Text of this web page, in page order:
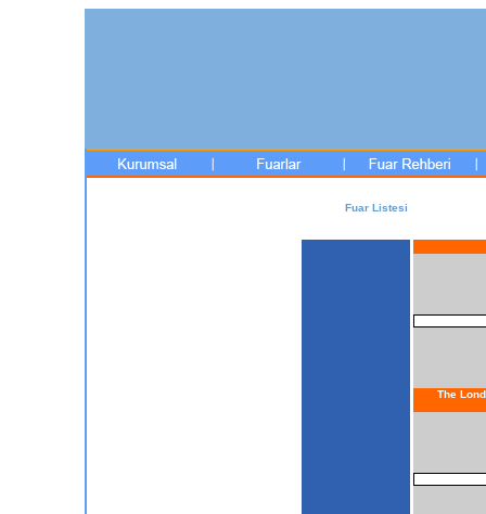
Fuar Listesi
The